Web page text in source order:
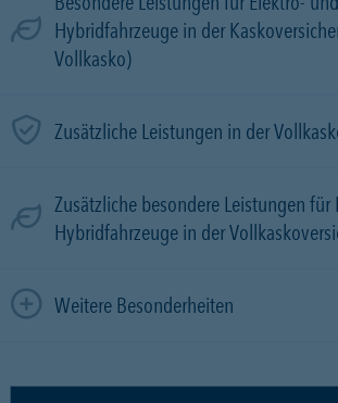
Hybridfahrzeuge in der
Vollkasko)
Zusätzliche Leistungen in der
Zusätzliche besondere Leistungen für
Hybridfahrzeuge in der
Weitere Besonderheiten